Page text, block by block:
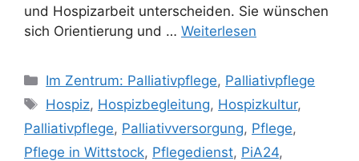
und Hospizarbeit unterscheiden. Sie wünschen
sich Orientierung und … Weiterlesen
Im Zentrum: Palliativpflege, Palliativpflege
Hospiz, Hospizbegleitung, Hospizkultur,
Palliativpflege, Palliativversorgung, Pflege,
Pflege in Wittstock, Pflegedienst, PiA24,